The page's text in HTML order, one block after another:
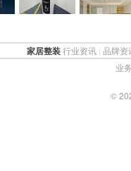
家居整装 行业资讯| 品牌资
业
©